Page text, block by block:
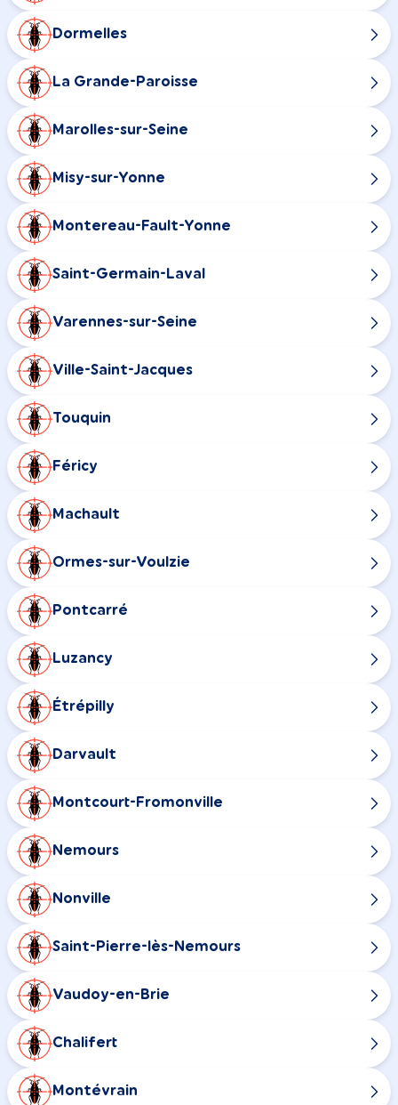
Dormelles
La Grande-Paroisse
Marolles-sur-Seine
Misy-sur-Yonne
Montereau-Fault-Yonne
Saint-Germain-Laval
Varennes-sur-Seine
Ville-Saint-Jacques
Touquin
Féricy
Machault
Ormes-sur-Voulzie
Pontcarré
Luzancy
Étrépilly
Darvault
Montcourt-Fromonville
Nemours
Nonville
Saint-Pierre-lès-Nemours
Vaudoy-en-Brie
Chalifert
Montévrain